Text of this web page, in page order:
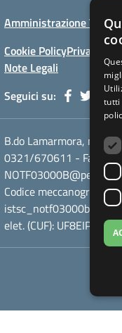
Amministrazione
Cookie PolicyPrivacy
Note Legali
Seguici su:
B.do Lamarmora, n° 12
0321/670611 - Fax / -
Codice meccanografico:
istsc_notf03000b - C.F.
elet. (CUF): UF8EIP -
tutti